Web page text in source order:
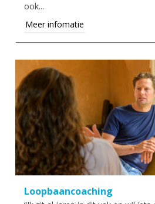
ook...
Meer infomatie
Loopbaancoaching